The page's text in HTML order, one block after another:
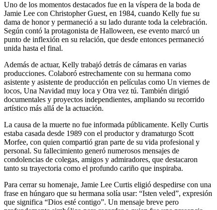
Uno de los momentos destacados fue en la víspera de la boda de
Jamie Lee con Christopher Guest, en 1984, cuando Kelly fue su
dama de honor y permaneció a su lado durante toda la celebración.
Según contó la protagonista de Halloween, ese evento marcó un
punto de inflexión en su relación, que desde entonces permaneció
unida hasta el final.
Además de actuar, Kelly trabajó detrás de cámaras en varias
producciones. Colaboró estrechamente con su hermana como
asistente y asistente de producción en películas como Un viernes de
locos, Una Navidad muy loca y Otra vez tú. También dirigió
documentales y proyectos independientes, ampliando su recorrido
artístico más allá de la actuación.
La causa de la muerte no fue informada públicamente. Kelly Curtis
estaba casada desde 1989 con el productor y dramaturgo Scott
Morfee, con quien compartió gran parte de su vida profesional y
personal. Su fallecimiento generó numerosos mensajes de
condolencias de colegas, amigos y admiradores, que destacaron
tanto su trayectoria como el profundo cariño que inspiraba.
Para cerrar su homenaje, Jamie Lee Curtis eligió despedirse con una
frase en húngaro que su hermana solía usar: “Isten veled”, expresión
que significa “Dios esté contigo”. Un mensaje breve pero